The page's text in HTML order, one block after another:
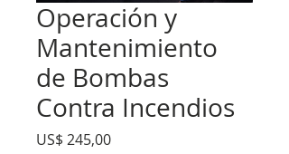
Operación y
Mantenimiento
de Bombas
Contra Incendios
US$ 245,00Precio